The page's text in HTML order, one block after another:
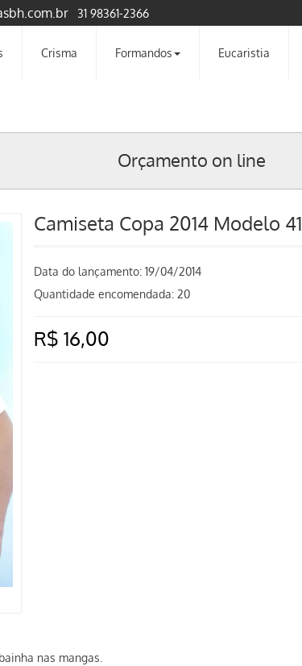
31 98361-2366
Crisma Formandos Eucaristia
Orçamento on line
Camiseta Copa 2014 Modelo 41
Data do lançamento: 19/04/2014
Quantidade encomendada: 20
R$ 16,00
nas mangas.